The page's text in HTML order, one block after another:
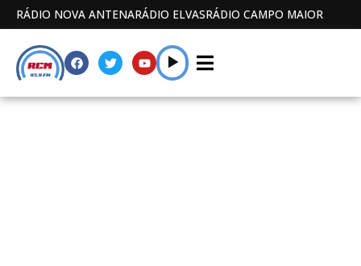
RÁDIO NOVA ANTENARÁDIO ELVASRÁDIO CAMPO MAIOR